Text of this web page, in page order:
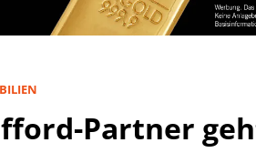
Partner